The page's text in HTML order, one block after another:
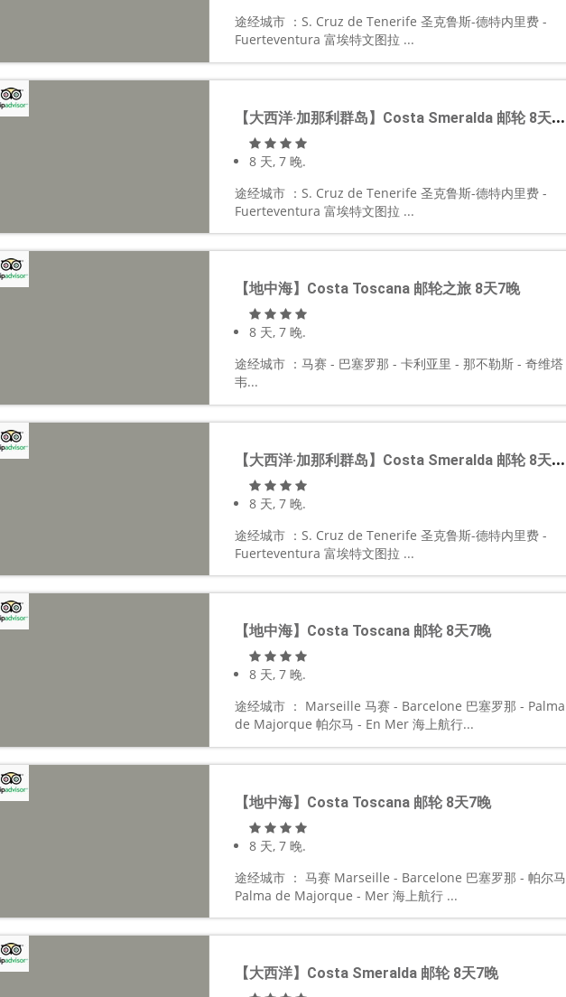
途经城市 ：S. Cruz de Tenerife 圣克鲁斯-德特内里费 -
Fuerteventura 富埃特文图拉 ...
【大西洋·加那利群岛】Costa Smeralda 邮轮 8天7晚
8 天, 7 晚.
途经城市 ：S. Cruz de Tenerife 圣克鲁斯-德特内里费 -
Fuerteventura 富埃特文图拉 ...
【地中海】Costa Toscana 邮轮之旅 8天7晚
8 天, 7 晚.
途经城市 ：马赛 - 巴塞罗那 - 卡利亚里 - 那不勒斯 - 奇维塔
韦...
【大西洋·加那利群岛】Costa Smeralda 邮轮 8天7晚
8 天, 7 晚.
途经城市 ：S. Cruz de Tenerife 圣克鲁斯-德特内里费 -
Fuerteventura 富埃特文图拉 ...
【地中海】Costa Toscana 邮轮 8天7晚
8 天, 7 晚.
途经城市 ： Marseille 马赛 - Barcelone 巴塞罗那 - Palma
de Majorque 帕尔马 - En Mer 海上航行...
【地中海】Costa Toscana 邮轮 8天7晚
8 天, 7 晚.
途经城市 ： 马赛 Marseille - Barcelone 巴塞罗那 - 帕尔马
Palma de Majorque - Mer 海上航行 ...
【大西洋】Costa Smeralda 邮轮 8天7晚